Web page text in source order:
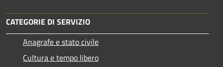
CATEGORIE DI SERVIZIO
Anagrafe e stato civile
Cultura e tempo libero